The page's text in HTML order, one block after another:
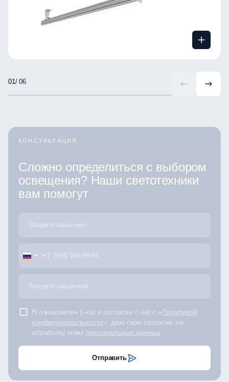
/ 06
КОНСУЛЬТАЦИЯ
Сложно определиться с выбором
освещения? Наши светотехники
вам помогут
+7
Я ознакомлен (-на) и согласен (-на) с «Политикой
конфиденциальности», даю свое согласие на
обработку моих персональных данных
Отправить